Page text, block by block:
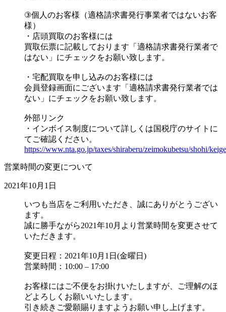
③個人のお客様（適格請求書発行事業者ではないお客
様）
・店頭買取のお客様には
買取伝票に記載しております「適格請求書発行業者で
はない」にチェックをお願い致します。
・宅配買取を申し込みのお客様には
会員登録画面にございます「適格請求書発行業者では
ない」にチェックをお願い致します。
外部リンク
・インボイス制度について詳しくは国税庁のサイトに
てご確認ください。
https://www.nta.go.jp/taxes/shiraberu/zeimokubetsu/shohi/
営業時間の変更について
2021年10月1日
いつも当店をご利用いただき、誠にありがとうござい
ます。
誠に勝手ながら2021年10月より営業時間を変更させて
いただきます。
変更日程：2021年10月1日(金曜日)
営業時間：10:00 – 17:00
お客様にはご不便をお掛けいたしますが、ご理解のほ
どよろしくお願いいたします。
引き続きご愛願賜りますようお願い申し上げます。